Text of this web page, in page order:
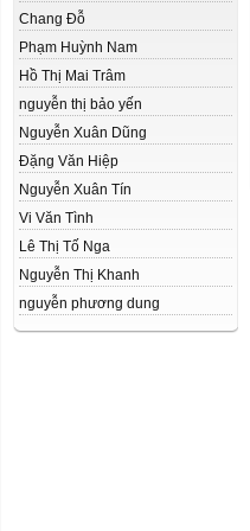
Chang Đỗ
Phạm Huỳnh Nam
Hồ Thị Mai Trâm
nguyễn thị bảo yến
Nguyễn Xuân Dũng
Đặng Văn Hiệp
Nguyễn Xuân Tín
Vi Văn Tình
Lê Thị Tố Nga
Nguyễn Thị Khanh
nguyễn phương dung